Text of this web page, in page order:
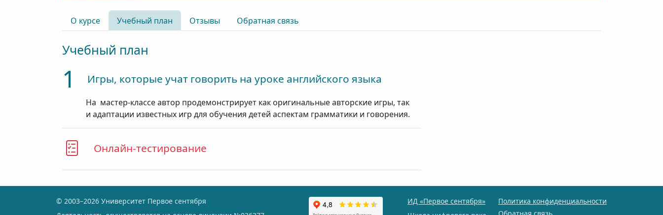
О курсе Учебный план Отзывы Обратная связь
Учебный план
1 Игры, которые учат говорить на уроке английского языка
На мастер-классе автор продемонстрирует как оригинальные авторские игры, так
и адаптации известных игр для обучения детей аспектам грамматики и говорения.
Онлайн-тестирование
© 2003–2026 Университет Первое сентября
ИД «Первое сентября»
Политика конфиденциальности